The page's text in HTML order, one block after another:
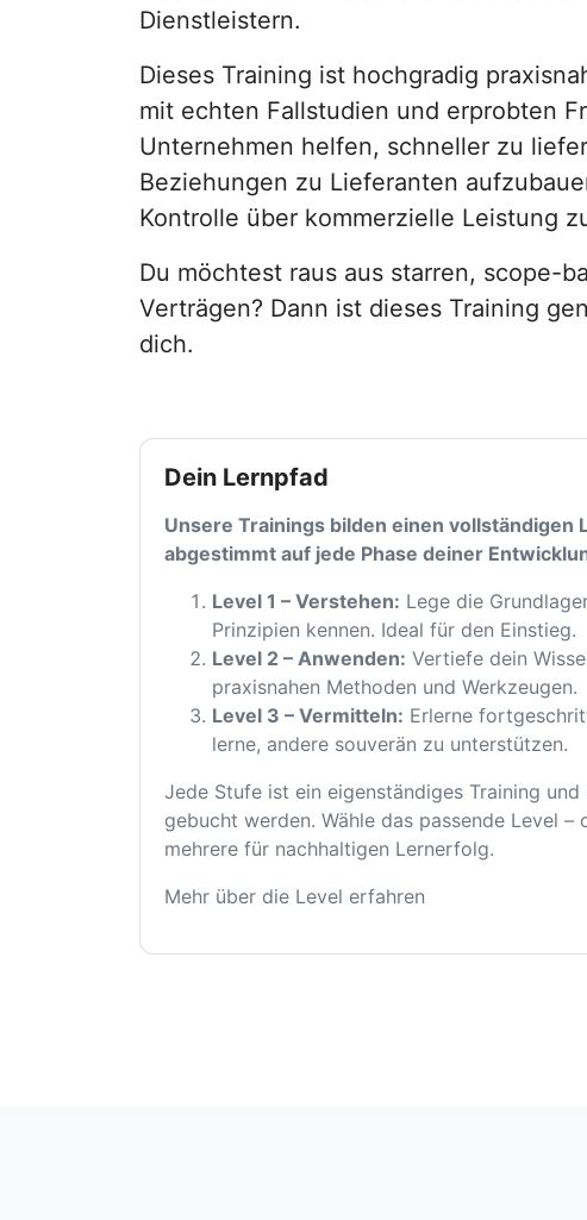
Dienstleistern.
Dieses Training ist hochgradig
mit echten Fallstudien und erprobten
Unternehmen helfen, schneller zu
Beziehungen zu Lieferanten
Kontrolle über kommerzielle Leistung
Du möchtest raus aus starren, scope-
Verträgen? Dann ist dieses Training
dich.
Dein Lernpfad
Unsere Trainings bilden einen vollständigen
abgestimmt auf jede Phase deiner
Level 1 – Verstehen: Lege die
Prinzipien kennen. Ideal für den Einstieg.
Level 2 – Anwenden: Vertiefe dein
praxisnahen Methoden und Werkzeugen.
Level 3 – Vermitteln: Erlerne
lerne, andere souverän zu unterstützen.
Jede Stufe ist ein eigenständiges Training und
gebucht werden. Wähle das passende Level –
mehrere für nachhaltigen Lernerfolg.
Mehr über die Level erfahren